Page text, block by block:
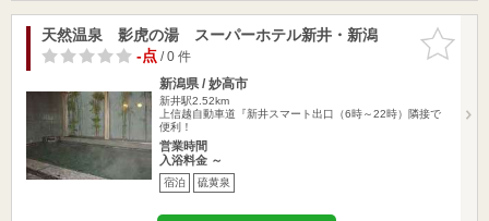
お気に入
りに追加
天然温泉 影虎の湯 スーパーホテル新井・新潟
-点/ 0 件
新潟県 / 妙高市
新井駅2.52km
上信越自動車道『新井スマート出口（6時～22時）隣接で
便利！
営業時間
入浴料金 ～
宿泊 硫黄泉